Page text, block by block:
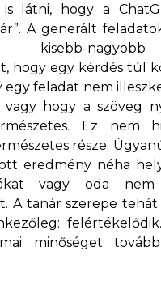
látni, hogy a
A generált
kisebb-
hogy egy kérdés túl
egy feladat nem
vagy hogy a szöveg
Ez nem
része.
eredmény néha
vagy oda nem
A tanár szerepe
minőséget